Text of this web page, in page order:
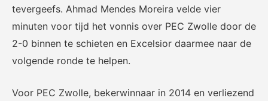
KNVB Shop
KNVB.
voor de KNVB. Koop hier je
tevergeefs. Ahmad Mendes Moreira velde vier
minuten voor tijd het vonnis over PEC Zwolle door de
2-0 binnen te schieten en Excelsior daarmee naar de
volgende ronde te helpen.
Voor PEC Zwolle, bekerwinnaar in 2014 en verliezend